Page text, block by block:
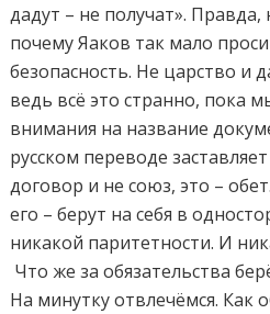
дадут – не получат».
почему Яаков так мало
безопасность. Не царство и
ведь всё это странно, пока
внимания на название
русском переводе
договор и не союз, это –
его – берут на себя в
никакой паритетности. И
Что же за обязательства
На минутку отвлечёмся. Как